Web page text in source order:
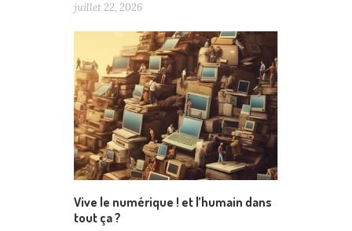
juillet 22, 2026
Vive le numérique ! et l’humain dans
tout ça ?